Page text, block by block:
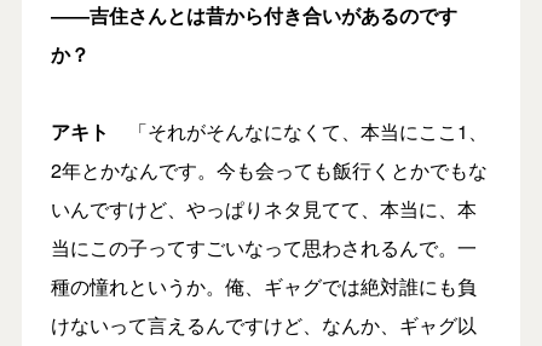
――吉住さんとは昔から付き合いがあるのです
か？
アキト
「それがそんなになくて、本当にここ1、
2年とかなんです。今も会っても飯行くとかでもな
いんですけど、やっぱりネタ見てて、本当に、本
当にこの子ってすごいなって思わされるんで。一
種の憧れというか。俺、ギャグでは絶対誰にも負
けないって言えるんですけど、なんか、ギャグ以